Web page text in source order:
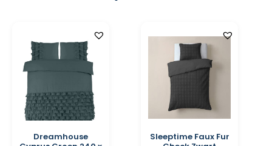
Dreamhouse
Sleeptime Faux Fur